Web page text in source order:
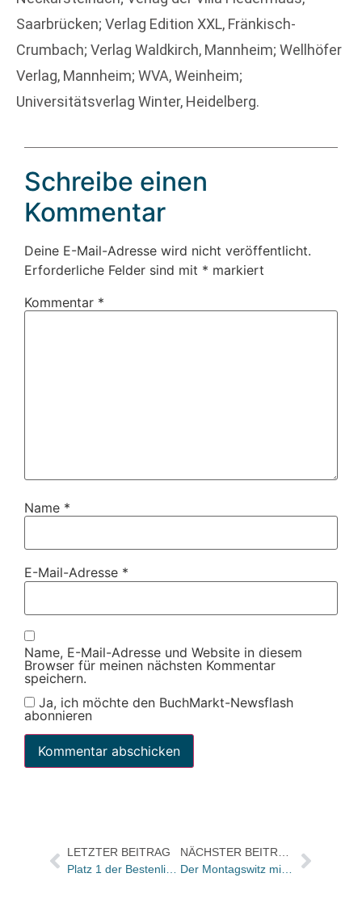
Saarbrücken; Verlag Edition XXL, Fränkisch-
Crumbach; Verlag Waldkirch, Mannheim; Wellhöfer
Verlag, Mannheim; WVA, Weinheim;
Universitätsverlag Winter, Heidelberg.
Schreibe einen
Kommentar
Deine E-Mail-Adresse wird nicht veröffentlicht.
Erforderliche Felder sind mit * markiert
Kommentar *
Name *
E-Mail-Adresse *
Name, E-Mail-Adresse und Website in diesem
Browser für meinen nächsten Kommentar
speichern.
Ja, ich möchte den BuchMarkt-Newsflash
abonnieren
LETZTER BEITRAG
Platz 1 der Bestenliste im Februar: John Harvey mit „Schrei nicht so laut“ / Flyer mit Krimi-Liste für Buchhändler bestellbar bei asv Vertrieb
NÄCHSTER BEITRAG
Der Montagswitz mit Bonus: Wahre (?) Gespräche